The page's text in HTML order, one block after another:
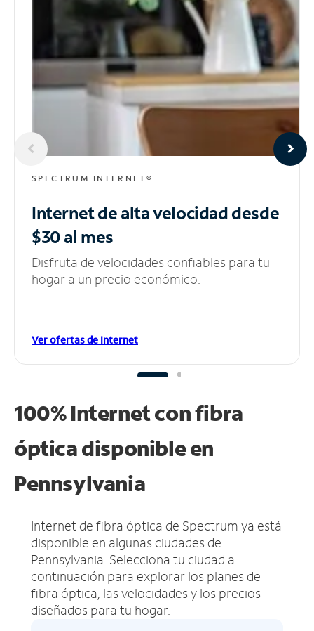
SPECTRUM INTERNET®
Internet de alta velocidaddesde
$30 al mes
Disfruta de velocidades confiables para tu
hogar a un precio económico.
Ver ofertas de Internet
100% Internet con fibra
óptica disponible en
Pennsylvania
Internet de fibra óptica de Spectrum ya está
disponible en algunas ciudades de
Pennsylvania. Selecciona tu ciudad a
continuación para explorar los planes de
fibra óptica, las velocidades y los precios
diseñados para tu hogar.